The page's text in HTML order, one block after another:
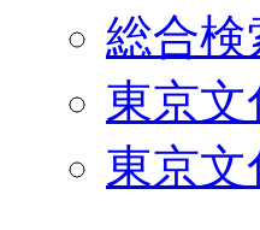
総合検
東京
東京文